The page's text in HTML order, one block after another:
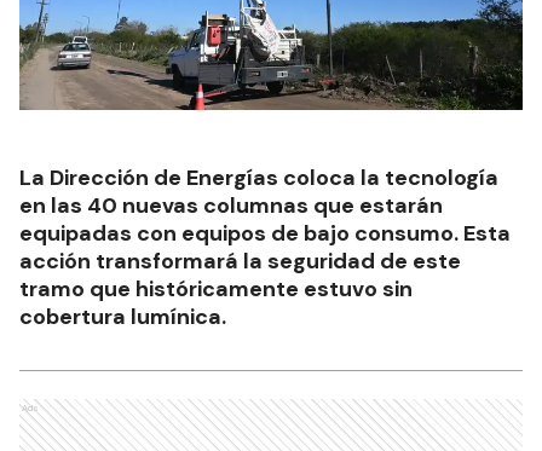
La Dirección de Energías coloca la tecnología
en las 40 nuevas columnas que estarán
equipadas con equipos de bajo consumo. Esta
acción transformará la seguridad de este
tramo que históricamente estuvo sin
cobertura lumínica.
Ads